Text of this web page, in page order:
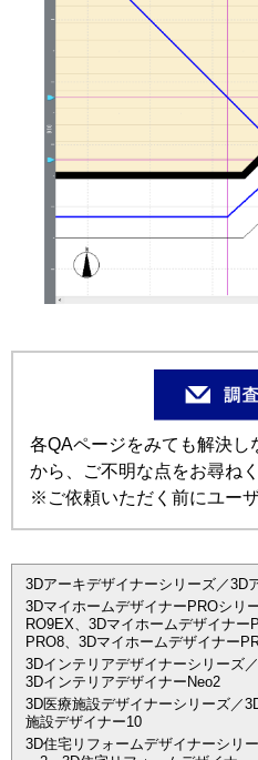
各QAページをみても解決し
から、ご不明な点をお尋ねく
※ご依頼いただく前にユー
3Dアーキデザイナーシリーズ／3D
3DマイホームデザイナーPROシリ
RO9EX、3Dマイホームデザイナ
PRO8、3Dマイホームデザイナー
3Dインテリアデザイナーシリーズ
3DインテリアデザイナーNeo2
3D医療施設デザイナーシリーズ／
施設デザイナー10
3D住宅リフォームデザイナーシリ